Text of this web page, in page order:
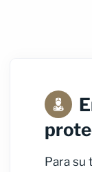
Para su